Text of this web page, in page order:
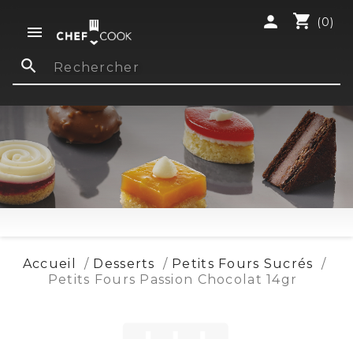

shopping_cart (0)
person
search
Accueil Desserts
Petits Fours Sucrés
Petits Fours Passion Chocolat 14gr